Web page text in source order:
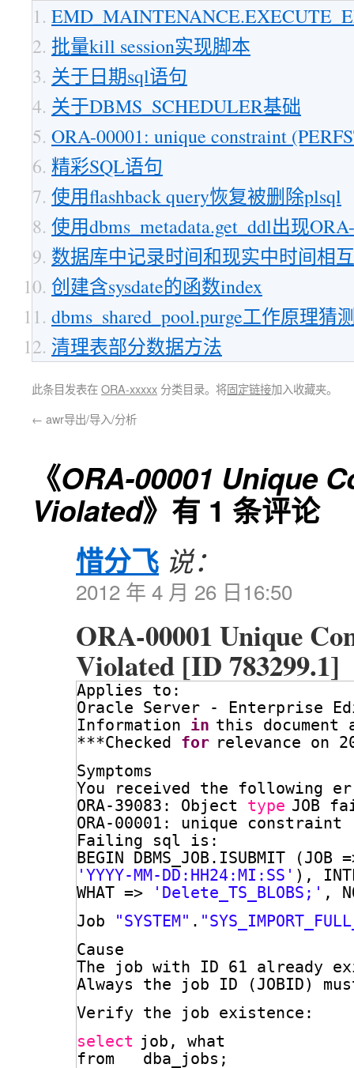
批量kill session实现脚本
关于日期sql语句
关于DBMS_SCHEDULER基础
ORA-00001: unique constraint
精彩SQL语句
使用flashback query恢复被删除plsql
使用dbms_metadata.get_ddl出现
数据库中记录时间和现实中时间相
创建含sysdate的函数index
dbms_shared_pool.purge工作原理猜
清理表部分数据方法
此条目发表在ORA-xxxxx 分类目录。将固定链接加入收藏夹。
← awr导出/导入/分析
《ORA-00001 Unique
Violated》有 1 条评论
惜分飞 说：
2012 年 4 月 26 日16:50
ORA-00001 Unique
Violated [ID 783299.1]
Applies to:
Oracle Server - Enterprise
Information in this
***Checked for relevance on
Symptoms
You received the following
ORA-39083: Object type JOB
ORA-00001: unique constraint
Failing sql is:
BEGIN DBMS_JOB.ISUBMIT (JOB
'YYYY-MM-DD:HH24:MI:SS' ),
WHAT =>
'Delete_TS_BLOBS;' ,
Job
"SYSTEM" .
Cause
The job with ID 61 already
Always the job ID (JOBID)
Verify the job existence:
select job, what
from   dba_jobs;